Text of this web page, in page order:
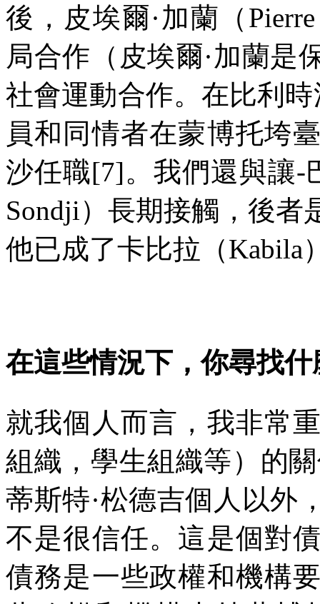
後，皮埃爾·加蘭（
局合作（皮埃爾·加蘭是
社會運動合作。在比利
員和同情者在蒙博托垮
沙任職[7]。我們還與讓-
Sondji）長期接觸，後者
他已成了卡比拉（Kabila
在這些情況下，你尋找
就我個人而言，我非常
組織，學生組織等）的
蒂斯特·松德吉個人以外
不是很信任。這是個對
債務是一些政權和機構